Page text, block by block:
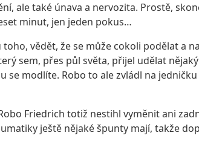
ale také únava a nervozita. Prostě,
minut, jen jeden pokus…
vědět, že se může cokoli podělat a
sem, přes půl světa, přijel udělat
se modlíte. Robo to ale zvládl na
Friedrich totiž nestihl vyměnit ani
ještě nějaké špunty mají, takže